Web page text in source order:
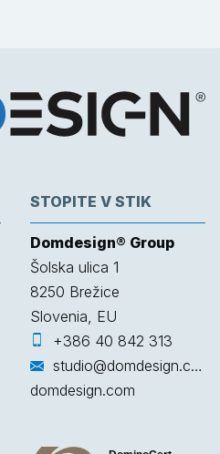
STOPITE V STIK
Domdesign® Group
Šolska ulica 1
8250 Brežice
Slovenia, EU
+386 40 842 313
studio@domdesign.com
domdesign.com